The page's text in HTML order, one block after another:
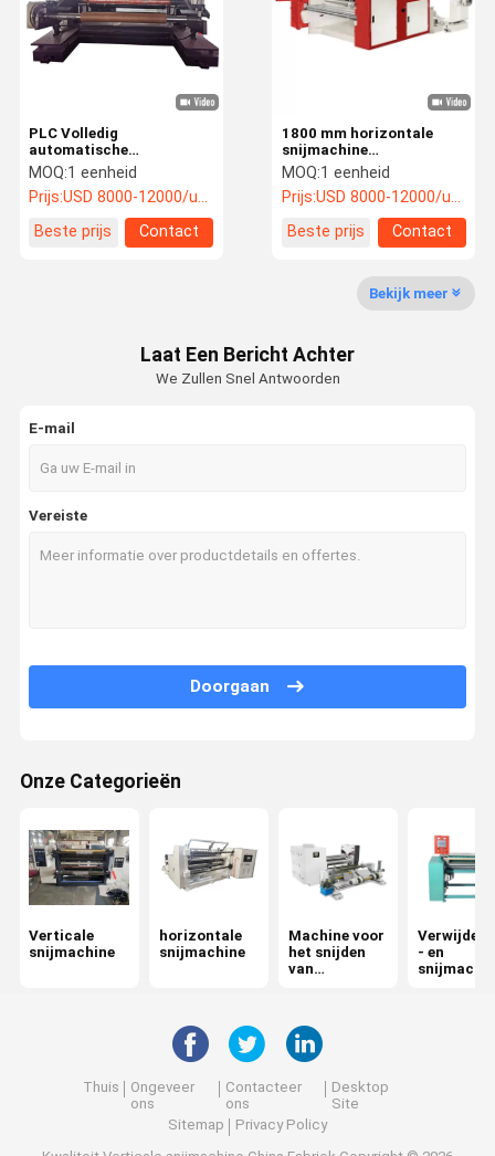
Producten
Fabriekstoch Kwaliteitsco
Ntrole
Neem
Nieuws
horizontale snijmachine
Verwijderings- en snijmachine
Machines voor het snijden van kassapapier
Tape snijmachine
Verpakkende Machinedelen
Tassenmachine
1800 mm horizontale
snijmachine
Hoogstandaard
koperplaat papier
longitudinale snijmachine
MOQ:1 eenheid
Prijs:USD 8000-12000/unit
Beste prijs
Contact
PLC Volledig
automatische
spanningsregeling
coating papier
horizontale snijmachine
MOQ:1 eenheid
Prijs:USD 8000-12000/unit
Beste prijs
Contact
Bekijk meer
Laat Een Bericht Achter
We Zullen Snel Antwoorden
E-mail
Vereiste
Doorgaan
Onze Categorieën
Verticale
snijmachine
horizontale
snijmachine
Machine voor
het snijden
van
- en
Thuis
Ongeveer
ons
Contacteer
ons
Desktop
Site
Sitemap
Privacy Policy